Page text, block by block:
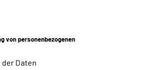
von personenbezogenen
Daten